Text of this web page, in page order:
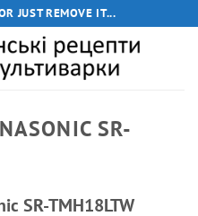
JUST REMOVE IT...
SR-
SR-TMH18LTW